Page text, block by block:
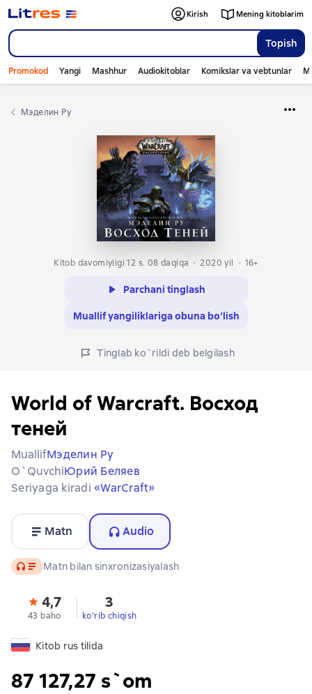
Topish
Kirish Mening kitoblarim
Promokod Yangi Mashhur Audiokitoblar Komikslar va vebtunlar
Мэделин Ру
Kitob davomiyligi 12 s. 08 daqiqa 2020 yil 16+
Parchani tinglash
Muallif yangiliklariga obuna bo‘lish
Tinglab ko`rildi deb belgilash
World of Warcraft. Восход
теней
MuallifМэделин Ру
O`quvchiЮрий Беляев
Seriyaga kiradi «WarCraft»
Matn Audio
Audio Matn bilan sinxronizasiyalash
4,7
43 baho
3
ko'rib chiqish
Kitob rus tilida
87 127,27 s`om